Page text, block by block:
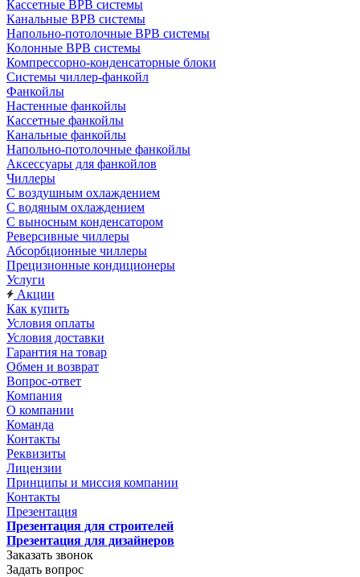
Кассетные ВРВ системы
Канальные ВРВ системы
Напольно-потолочные ВРВ системы
Колонные ВРВ системы
Компрессорно-конденсаторные блоки
Системы чиллер-фанкойл
Фанкойлы
Настенные фанкойлы
Кассетные фанкойлы
Канальные фанкойлы
Напольно-потолочные фанкойлы
Аксессуары для фанкойлов
Чиллеры
С воздушным охлаждением
С водяным охлаждением
С выносным конденсатором
Реверсивные чиллеры
Абсорбционные чиллеры
Прецизионные кондиционеры
Услуги
Акции
Как купить
Условия оплаты
Условия доставки
Гарантия на товар
Обмен и возврат
Вопрос-ответ
Компания
О компании
Команда
Контакты
Реквизиты
Лицензии
Принципы и миссия компании
Контакты
Презентация
Презентация для строителей
Презентация для дизайнеров
Заказать звонок
Задать вопрос